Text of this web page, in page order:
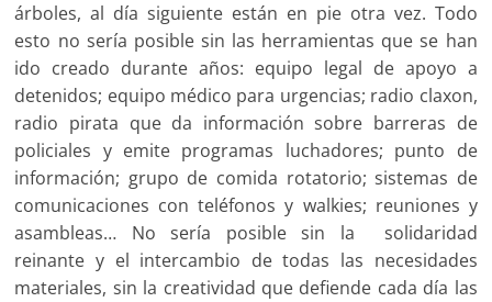
árboles, al día siguiente están en pie otra vez. Todo
esto no sería posible sin las herramientas que se han
ido creado durante años: equipo legal de apoyo a
detenidos; equipo médico para urgencias; radio claxon,
radio pirata que da información sobre barreras de
policiales y emite programas luchadores; punto de
información; grupo de comida rotatorio; sistemas de
comunicaciones con teléfonos y walkies; reuniones y
asambleas… No sería posible sin la solidaridad
reinante y el intercambio de todas las necesidades
materiales, sin la creatividad que defiende cada día las